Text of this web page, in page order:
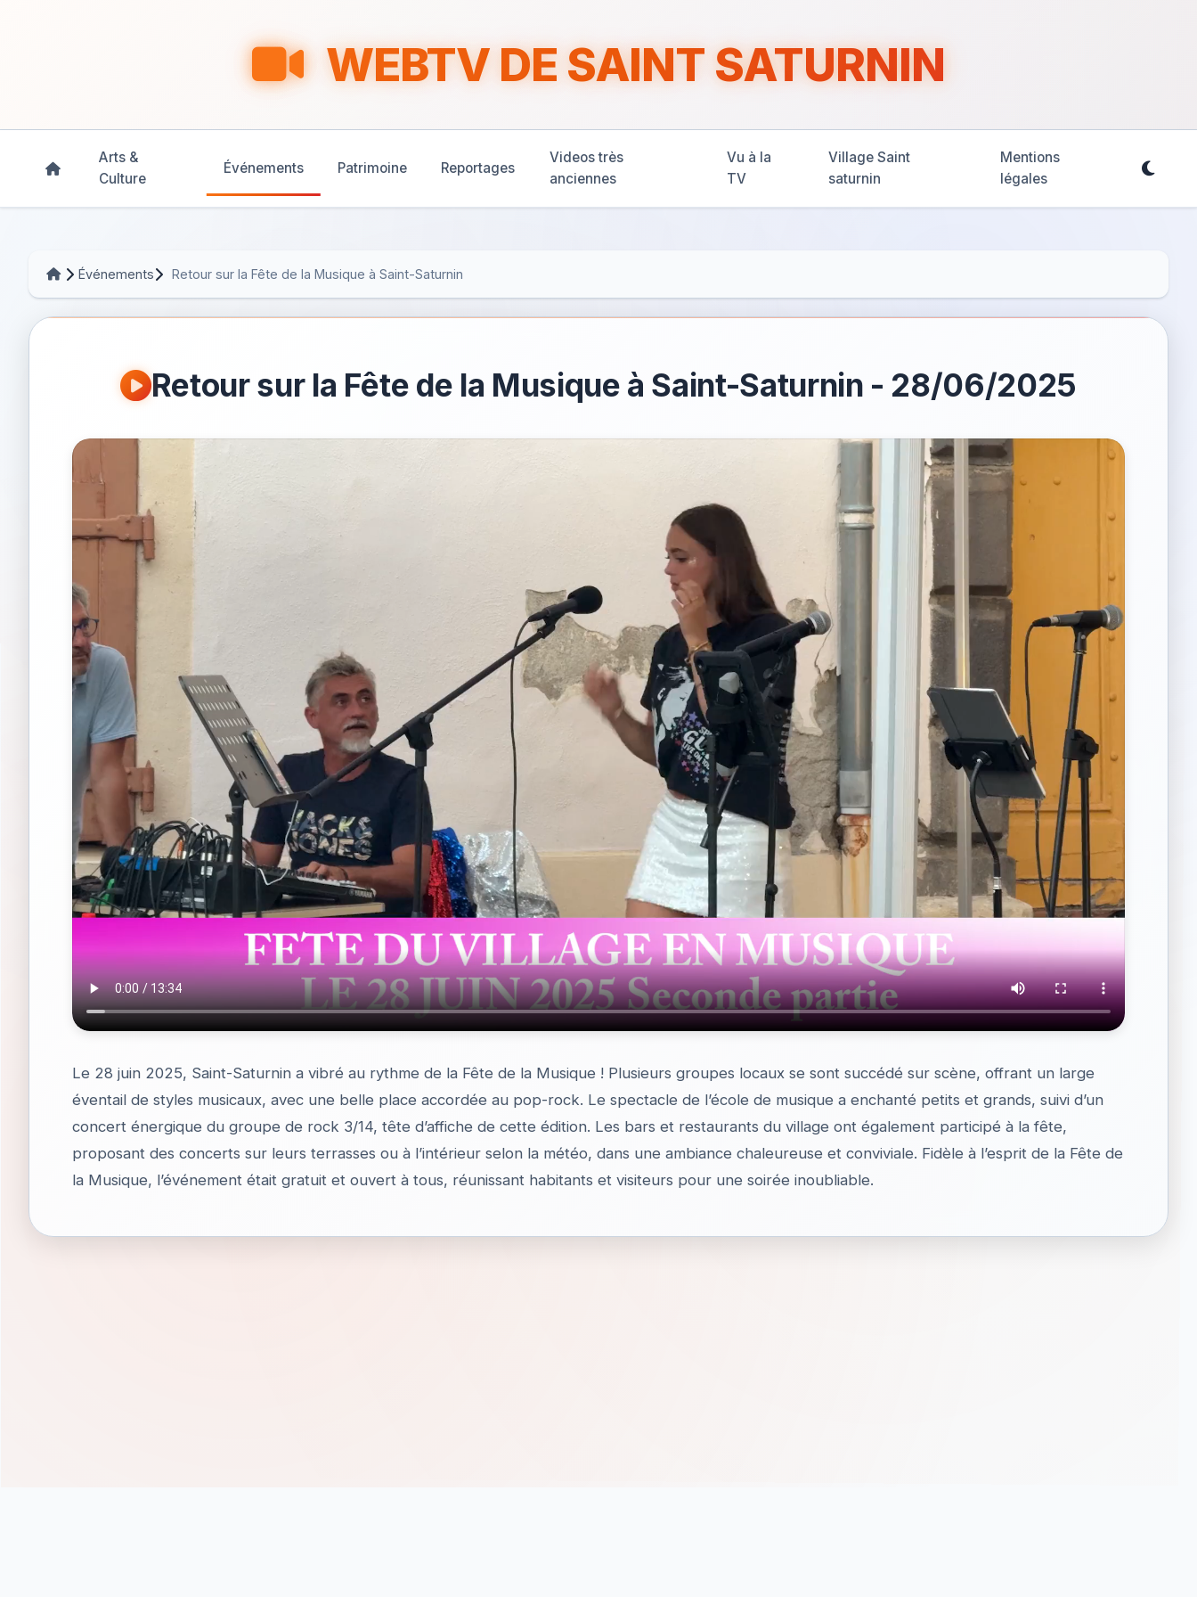
WEBTV DE SAINT SATURNIN
Arts &
Culture
Événements Patrimoine Reportages
Videos très
anciennes
Vu à la
TV
Village Saint
saturnin
Mentions
légales
Événements Retour sur la Fête de la Musique à Saint-Saturnin
Retour sur la Fête de la Musique à Saint-Saturnin - 28/06/2025
Le 28 juin 2025, Saint-Saturnin a vibré au rythme de la Fête de la Musique ! Plusieurs groupes locaux se sont succédé sur scène, offrant un large
éventail de styles musicaux, avec une belle place accordée au pop-rock. Le spectacle de l’école de musique a enchanté petits et grands, suivi d’un
concert énergique du groupe de rock 3/14, tête d’affiche de cette édition. Les bars et restaurants du village ont également participé à la fête,
proposant des concerts sur leurs terrasses ou à l’intérieur selon la météo, dans une ambiance chaleureuse et conviviale. Fidèle à l’esprit de la Fête de
la Musique, l’événement était gratuit et ouvert à tous, réunissant habitants et visiteurs pour une soirée inoubliable.